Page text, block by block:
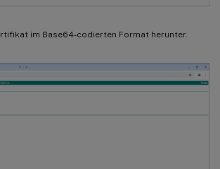
im Base64-codierten Format herunter.